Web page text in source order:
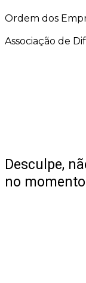
Ordem dos
Associação de
Desculpe,
no